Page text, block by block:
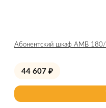
Абонентский шкаф AMB
44 607 ₽